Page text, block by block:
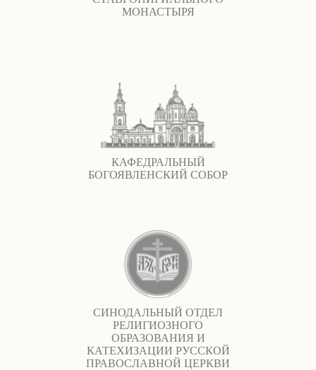
МОНАСТЫРЯ
КАФЕДРАЛЬНЫЙ
БОГОЯВЛЕНСКИЙ СОБОР
СИНОДАЛЬНЫЙ ОТДЕЛ
РЕЛИГИОЗНОГО
ОБРАЗОВАНИЯ И
КАТЕХИЗАЦИИ РУССКОЙ
ПРАВОСЛАВНОЙ ЦЕРКВИ